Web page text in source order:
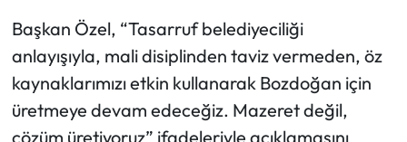
Başkan Özel, “Tasarruf belediyeciliği
anlayışıyla, mali disiplinden taviz vermeden, öz
kaynaklarımızı etkin kullanarak Bozdoğan için
üretmeye devam edeceğiz. Mazeret değil,
çözüm üretiyoruz” ifadeleriyle açıklamasını